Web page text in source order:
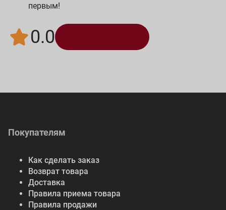
первым!
0.0
Покупателям
Как сделать заказ
Возврат товара
Доставка
Правила приема товара
Правила продажи